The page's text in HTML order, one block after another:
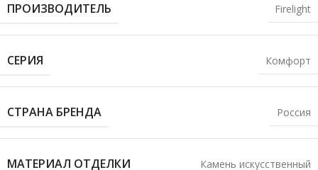
ПРОИЗВОДИТЕЛЬ Firelight
СЕРИЯ Комфорт
СТРАНА БРЕНДА Россия
МАТЕРИАЛ ОТДЕЛКИ Камень искусственный